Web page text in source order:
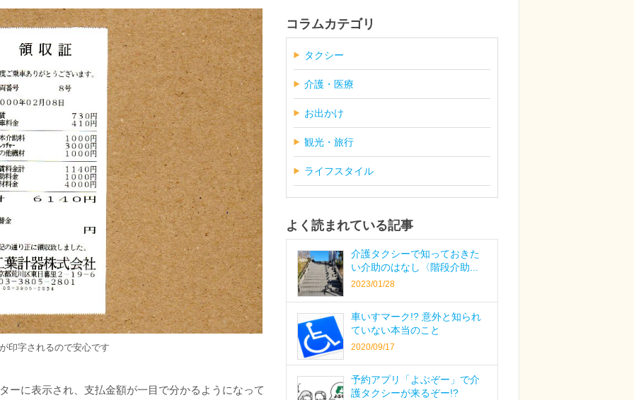
印字されるので安心です
ーに表示され、支払金額が一目で分かるようになって
コラムカテゴリ
タクシー
介護・医療
お出かけ
観光・旅行
ライフスタイル
よく読まれている記事
介護タクシーで知っておきた
い介助のはなし〈階段介助...
2023/01/28
車いすマーク!? 意外と知られ
ていない本当のこと
2020/09/17
予約アプリ「よぶぞー」で介
護タクシーが来るぞー!?